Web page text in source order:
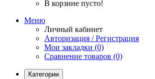
В корзине пусто!
Меню
Личный кабинет
Авторизация / Регистрация
Мои закладки (0)
Сравнение товаров (0)
Категории